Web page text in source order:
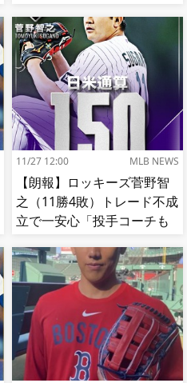
11/27 12:00 MLB NEWS
【朗報】ロッキーズ菅野智
之（11勝4敗）トレード不成
立で一安心「投手コーチも